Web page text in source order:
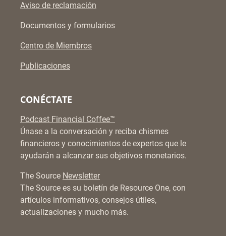
Aviso de reclamación
Documentos y formularios
Centro de Miembros
Publicaciones
CONÉCTATE
Podcast Financial Coffee™
Únase a la conversación y reciba chismes
financieros y conocimientos de expertos que le
ayudarán a alcanzar sus objetivos monetarios.
The Source Newsletter
The Source es su boletín de Resource One, con
artículos informativos, consejos útiles,
actualizaciones y mucho más.